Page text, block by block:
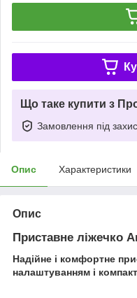
Що таке купити з
Замовлення під
Опис Характеристики
Опис
Приставне ліжечко
Надійне і комфортне
налаштуванням і